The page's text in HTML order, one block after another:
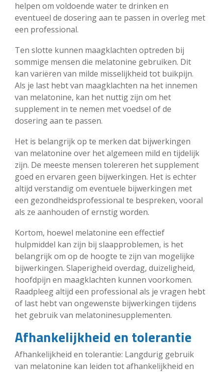
helpen om voldoende water te drinken en
eventueel de dosering aan te passen in overleg met
een professional.
Ten slotte kunnen maagklachten optreden bij
sommige mensen die melatonine gebruiken. Dit
kan variëren van milde misselijkheid tot buikpijn.
Als je last hebt van maagklachten na het innemen
van melatonine, kan het nuttig zijn om het
supplement in te nemen met voedsel of de
dosering aan te passen.
Het is belangrijk op te merken dat bijwerkingen
van melatonine over het algemeen mild en tijdelijk
zijn. De meeste mensen tolereren het supplement
goed en ervaren geen bijwerkingen. Het is echter
altijd verstandig om eventuele bijwerkingen met
een gezondheidsprofessional te bespreken, vooral
als ze aanhouden of ernstig worden.
Kortom, hoewel melatonine een effectief
hulpmiddel kan zijn bij slaapproblemen, is het
belangrijk om op de hoogte te zijn van mogelijke
bijwerkingen. Slaperigheid overdag, duizeligheid,
hoofdpijn en maagklachten kunnen voorkomen.
Raadpleeg altijd een professional als je vragen hebt
of last hebt van ongewenste bijwerkingen tijdens
het gebruik van melatoninesupplementen.
Afhankelijkheid en tolerantie
Afhankelijkheid en tolerantie: Langdurig gebruik
van melatonine kan leiden tot afhankelijkheid en